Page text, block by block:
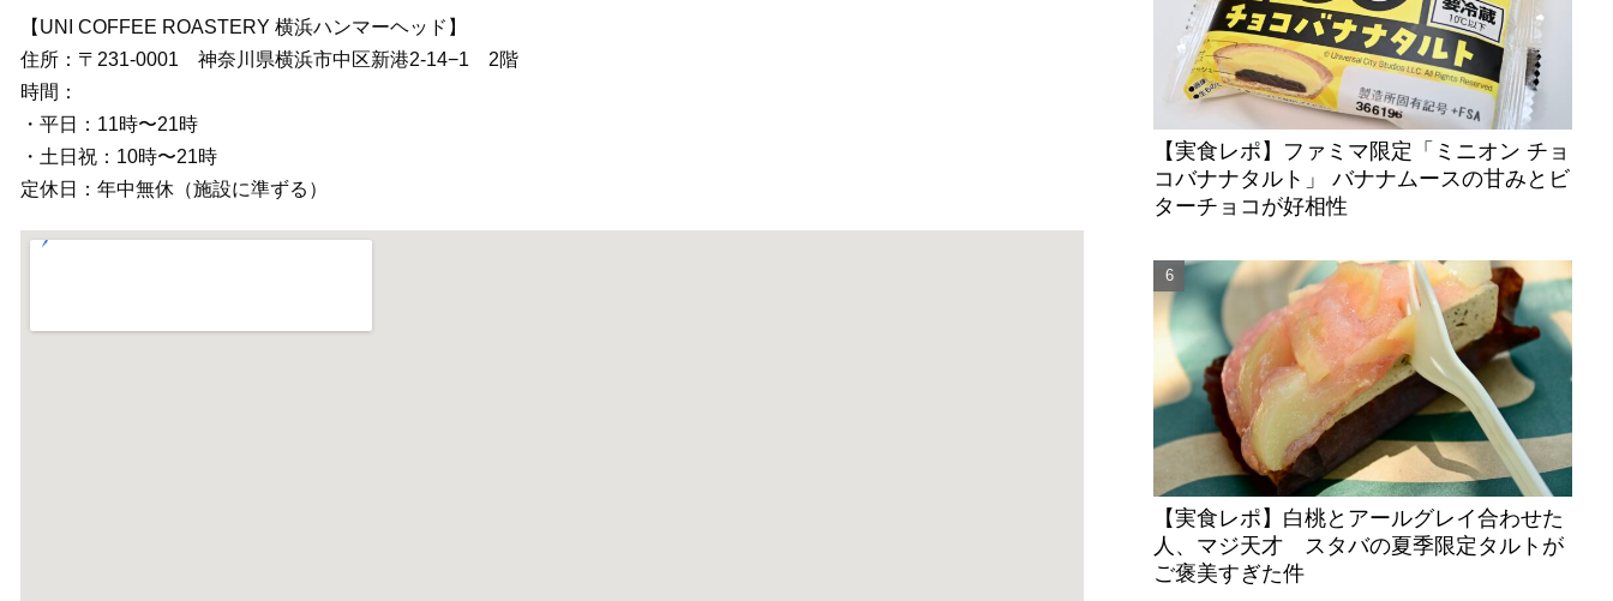
【UNI COFFEE ROASTERY 横浜ハンマーヘッド】
住所：〒231-0001 神奈川県横浜市中区新港2-14−1 2階
時間：
・平日：11時〜21時
・土日祝：10時〜21時
定休日：年中無休（施設に準ずる）
【実食レポ】ファミマ限定「ミニオン チョ
コバナナタルト」 バナナムースの甘みとビ
ターチョコが好相性
【実食レポ】白桃とアールグレイ合わせた
人、マジ天才 スタバの夏季限定タルトが
ご褒美すぎた件